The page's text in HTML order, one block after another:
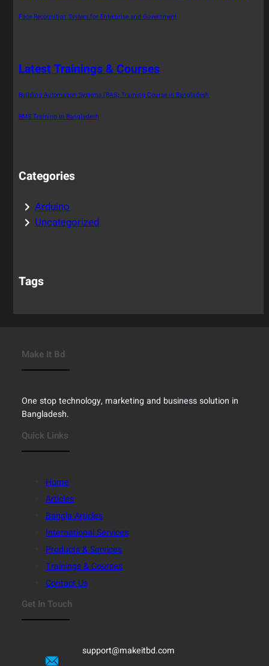
Face Recognition System for Enterprise and Government
Latest Trainings & Courses
Building Automation Systems (BAS) Training Course in Bangladesh
BMS Training in Bangladesh
Categories
Arduino
Uncategorized
Tags
Make It Bd
One stop technology, marketing and business solution in
Bangladesh.
Quick Links
Home
Articles
Bangla Articles
International Services
Products & Services
Trainings & Courses
Contact Us
Get In Touch
support@makeitbd.com